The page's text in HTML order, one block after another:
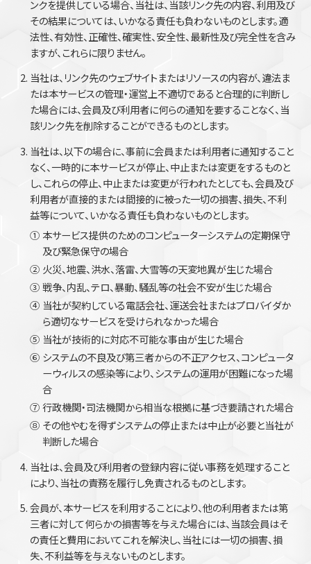
ンクを提供している場合、当社は、当該リンク先の内容、利用及び
その結果については、いかなる責任も負わないものとします。適
法性、有効性、正確性、確実性、安全性、最新性及び完全性を含み
ますが、これらに限りません。
当社は、リンク先のウェブサイトまたはリソースの内容が、違法ま
たは本サービスの管理・運営上不適切であると合理的に判断し
た場合には、会員及び利用者に何らの通知を要することなく、当
該リンク先を削除することができるものとします。
当社は、以下の場合に、事前に会員または利用者に通知すること
なく、一時的に本サービスが停止、中止または変更をするものと
し、これらの停止、中止または変更が行われたとしても、会員及び
利用者が直接的または間接的に被った一切の損害、損失、不利
益等について、いかなる責任も負わないものとします。
① 本サービス提供のためのコンピューターシステムの定期保守
及び緊急保守の場合
② 火災、地震、洪水、落雷、大雪等の天変地異が生じた場合
③ 戦争、内乱、テロ、暴動、騒乱等の社会不安が生じた場合
④ 当社が契約している電話会社、運送会社またはプロバイダか
ら適切なサービスを受けられなかった場合
⑤ 当社が技術的に対応不可能な事由が生じた場合
⑥ システムの不良及び第三者からの不正アクセス、コンピュータ
ーウィルスの感染等により、システムの運用が困難になった場
合
⑦ 行政機関・司法機関から相当な根拠に基づき要請された場合
⑧ その他やむを得ずシステムの停止または中止が必要と当社が
判断した場合
当社は、会員及び利用者の登録内容に従い事務を処理すること
により、当社の責務を履行し免責されるものとします。
会員が、本サービスを利用することにより、他の利用者または第
三者に対して何らかの損害等を与えた場合には、当該会員はそ
の責任と費用においてこれを解決し、当社には一切の損害、損
失、不利益等を与えないものとします。